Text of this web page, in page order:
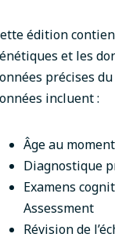
édition
et les
précises
incluent :
Âge au
Diagnostique
Examens
Assessment
Révision de